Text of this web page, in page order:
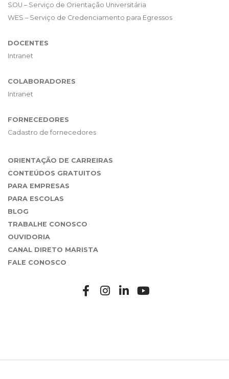
SOU – Serviço de Orientação Universitária
WES – Serviço de Credenciamento para Egressos
DOCENTES
Intranet
COLABORADORES
Intranet
FORNECEDORES
Cadastro de fornecedores
ORIENTAÇÃO DE CARREIRAS
CONTEÚDOS GRATUITOS
PARA EMPRESAS
PARA ESCOLAS
BLOG
TRABALHE CONOSCO
OUVIDORIA
CANAL DIRETO MARISTA
FALE CONOSCO